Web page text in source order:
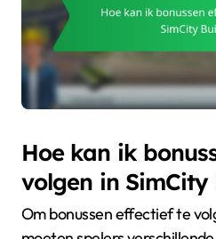
Hoe kan ik
volgen in
Om bonussen effectief te